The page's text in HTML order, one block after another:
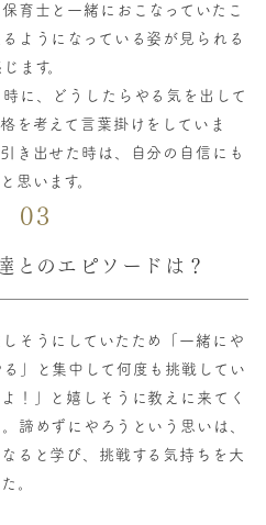
育士と一緒におこなっていたこ
ようになっている姿が見られる
ます。
に、どうしたらやる気を出して
を考えて言葉掛けをしていま
き出せた時は、自分の自信にも
思います。
03
とのエピソードは？
そうにしていたため「一緒にや
」と集中して何度も挑戦してい
！」と嬉しそうに教えに来てく
諦めずにやろうという思いは、
ると学び、挑戦する気持ちを大
。